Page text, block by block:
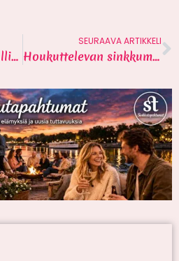
Oletko sinkku ja surullinen? Se ei tarkoita, että olet surullinen, koska olet sinkku
SEURAAVA ARTIKKELI
Houkuttelevan sinkkumiehen paradoksi